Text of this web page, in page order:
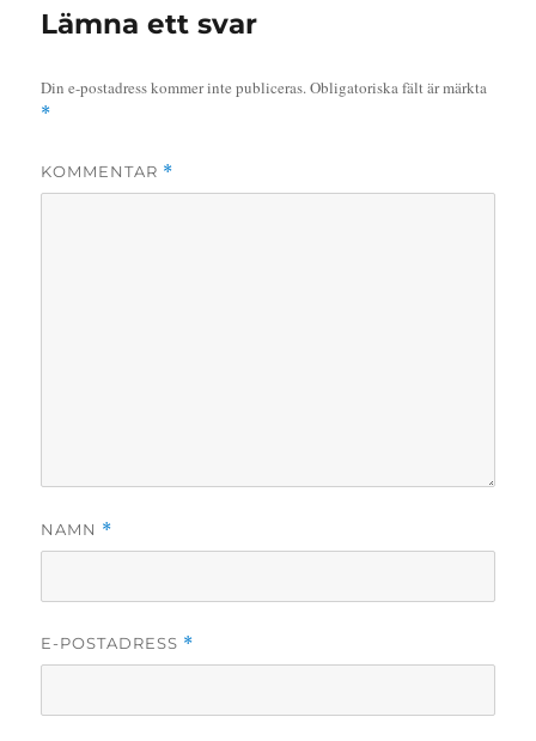
Lämna ett svar
Din e-postadress kommer inte publiceras.Obligatoriska fält är märkta
*
KOMMENTAR *
NAMN *
E-POSTADRESS *